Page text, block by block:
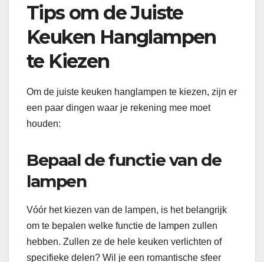
Tips om de Juiste
Keuken Hanglampen
te Kiezen
Om de juiste keuken hanglampen te kiezen, zijn er
een paar dingen waar je rekening mee moet
houden:
Bepaal de functie van de
lampen
Vóór het kiezen van de lampen, is het belangrijk
om te bepalen welke functie de lampen zullen
hebben. Zullen ze de hele keuken verlichten of
specifieke delen? Wil je een romantische sfeer